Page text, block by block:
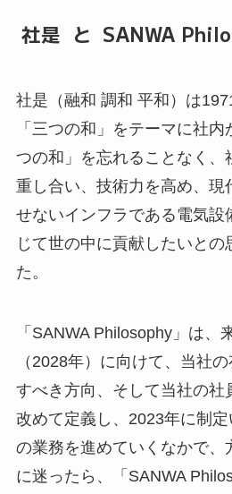
社是 と SANWA
社是（融和 調和 平和）は
「三つの和」をテーマに社
つの和」を忘れることなく、
重し合い、技術力を高め、現
せないインフラである電気設
じて世の中に貢献したいとの
た。
「SANWA Philosophy」は、
（2028年）に向けて、当社
すべき方向、そして当社の社
改めて定義し、2023年に制
の業務を進めていくなかで、
に迷ったら、「SANWA